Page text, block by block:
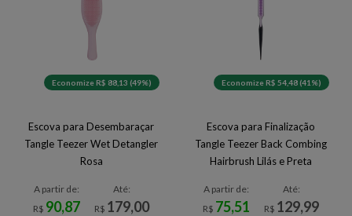
Economize R$ 88,13 (49%)
Escova para Desembaraçar
Tangle Teezer Wet Detangler
Rosa
A partir de:
R$ 90,87
Até:
R$ 179,00
Economize R$ 54,48 (41%)
Escova para Finalização
Tangle Teezer Back Combing
Hairbrush Lilás e Preta
A partir de:
R$ 75,51
Até:
R$ 129,99